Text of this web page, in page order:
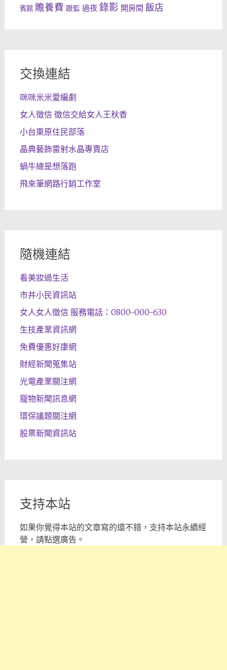
賓館 贍養費 跟監 過夜 錄影 開房間 飯店
交換連結
咪咪米米愛編劇
女人徵信 徵信交給女人王秋香
小台東原住民部落
晶典藝飾雷射水晶專賣店
蝸牛總是想落跑
飛來筆網路行銷工作室
隨機連結
看美妝過生活
市井小民資訊站
女人女人徵信 服務電話：0800-000-630
生技產業資訊網
免費優惠好康網
財經新聞蒐集站
光電產業關注網
寵物新聞訊息網
環保議題關注網
股票新聞資訊站
支持本站
如果你覺得本站的文章寫的還不錯，支持本站永續經
營，請點選廣告。